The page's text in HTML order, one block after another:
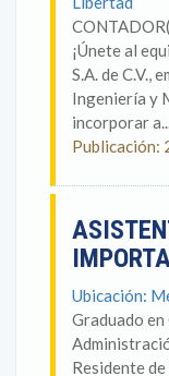
¡Únete al
S.A. de C.V.,
Ingeniería y
incorporar
Publicación:
Ubicación:
Graduado
Residente